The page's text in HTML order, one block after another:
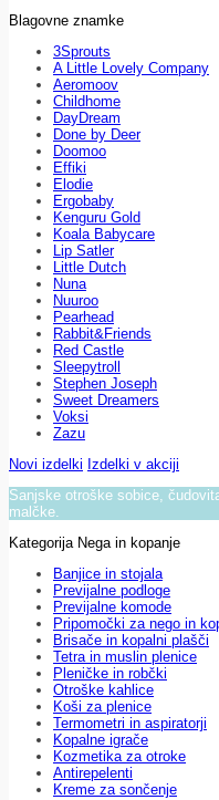
Blagovne znamke
3Sprouts
A Little Lovely Company
Aeromoov
Childhome
DayDream
Done by Deer
Doomoo
Effiki
Elodie
Ergobaby
Kenguru Gold
Koala Babycare
Lip Satler
Little Dutch
Nuna
Nuuroo
Pearhead
Rabbit&Friends
Red Castle
Sleepytroll
Stephen Joseph
Sweet Dreamers
Voksi
Zazu
Novi izdelki Izdelki v akciji
Sanjske otroške sobice,
malčke.
Kategorija Nega in kopanje
Banjice in stojala
Previjalne podloge
Previjalne komode
Pripomočki za nego in
Brisače in kopalni plašči
Tetra in muslin plenice
Pleničke in robčki
Otroške kahlice
Koši za plenice
Termometri in aspiratorji
Kopalne igrače
Kozmetika za otroke
Antirepelenti
Kreme za sončenje